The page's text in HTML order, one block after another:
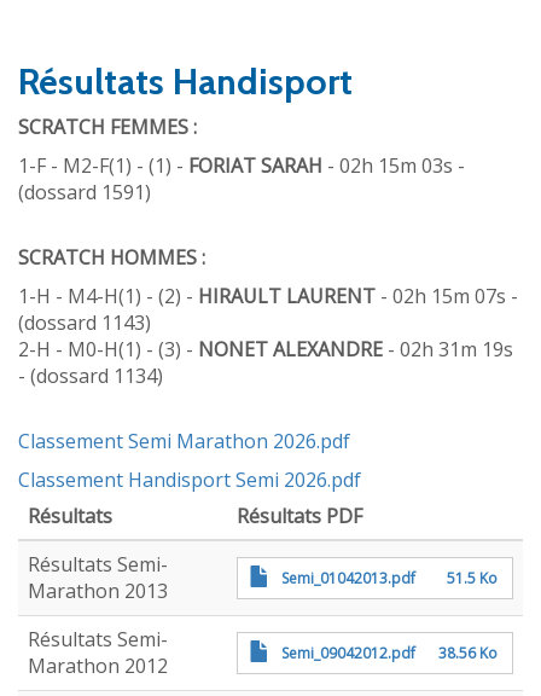
Résultats Handisport
SCRATCH FEMMES :
1-F - M2-F(1) - (1) - FORIAT SARAH - 02h 15m 03s -
(dossard 1591)
SCRATCH HOMMES :
1-H - M4-H(1) - (2) - HIRAULT LAURENT - 02h 15m 07s -
(dossard 1143)
2-H - M0-H(1) - (3) - NONET ALEXANDRE - 02h 31m 19s
- (dossard 1134)
Classement Semi Marathon 2026.pdf
Classement Handisport Semi 2026.pdf
Résultats
Résultats PDF
Résultats Semi-
Marathon 2013
Semi_01042013.pdf 51.5 Ko
Résultats Semi-
Marathon 2012
Semi_09042012.pdf 38.56 Ko